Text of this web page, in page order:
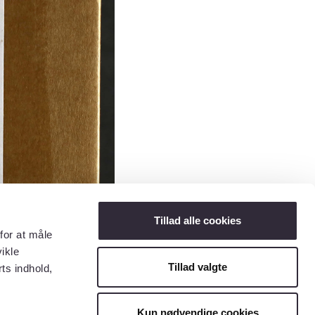
at måle
indhold,
Tillad alle cookies
Tillad valgte
Kun nødvendige cookies